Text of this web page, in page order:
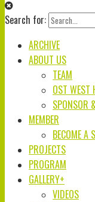
Search for:
ARCHIVE
ABOUT US
TEAM
OST WEST
SPONSOR
MEMBER
BECOME A
PROJECTS
PROGRAM
GALLERY+
VIDEOS